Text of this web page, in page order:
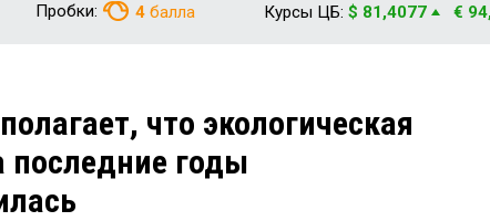
Пробки: 4 балла Курсы ЦБ: $ 81,4077 €
что экологическая
последние годы